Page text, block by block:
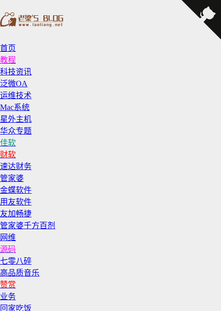
首页
教程
科技资讯
泛微OA
运维技术
Mac系统
星外主机
华众专题
佳软
财软
速达财务
管家婆
金蝶软件
用友软件
友加畅捷
管家婆千方百剂
网维
源码
七零八碎
高品质音乐
赞赏
业务
回家吃饭